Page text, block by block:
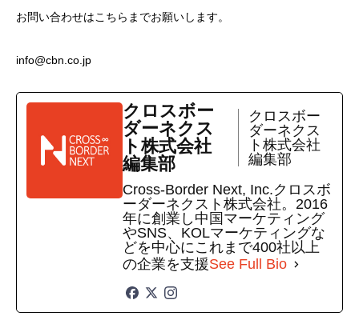
お問い合わせはこちらまでお願いします。
info@cbn.co.jp
クロスボー
ダーネクス
ト株式会社
編集部
クロスボー
ダーネクス
ト株式会社
編集部
Cross-Border Next, Inc.クロスボ
ーダーネクスト株式会社。2016
年に創業し中国マーケティング
やSNS、KOLマーケティングな
どを中心にこれまで400社以上
の企業を支援See Full Bio